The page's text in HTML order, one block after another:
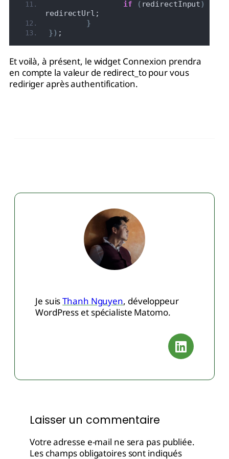
if
( redirectInput)
redirectUrl;
}
}) ;
Et voilà, à présent, le widget Connexion prendra
en compte la valeur de redirect_to pour vous
rediriger après authentification.
Je suisThanh Nguyen, développeur
WordPress et spécialiste Matomo.
Laisser un commentaire
Votre adresse e-mail ne sera pas publiée.
Les champs obligatoires sont indiqués